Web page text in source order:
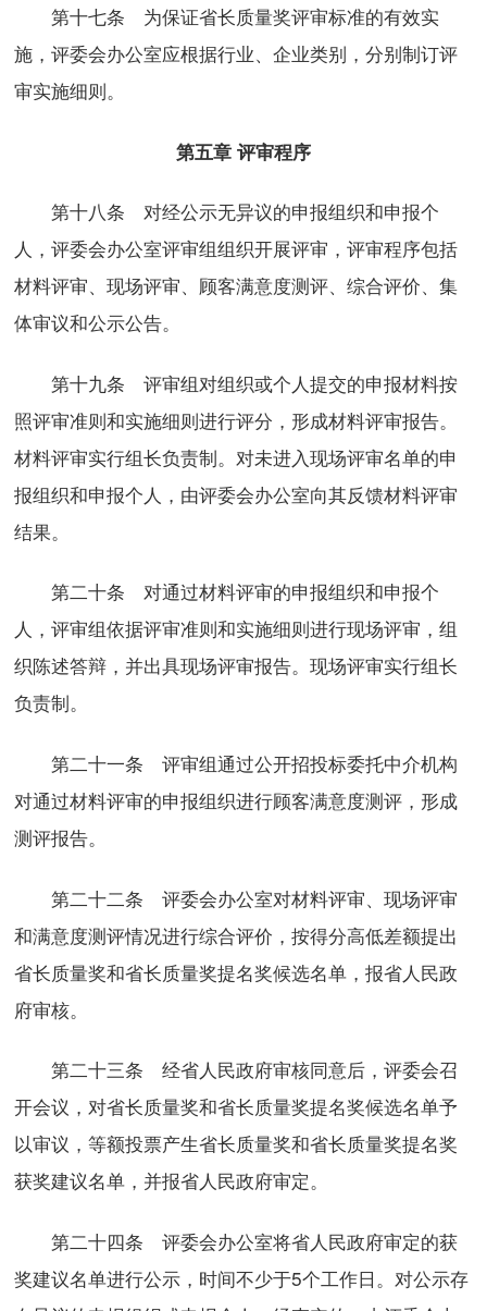
第十七条 为保证省长质量奖评审标准的有效实
施，评委会办公室应根据行业、企业类别，分别制订评
审实施细则。
第五章 评审程序
第十八条 对经公示无异议的申报组织和申报个
人，评委会办公室评审组组织开展评审，评审程序包括
材料评审、现场评审、顾客满意度测评、综合评价、集
体审议和公示公告。
第十九条 评审组对组织或个人提交的申报材料按
照评审准则和实施细则进行评分，形成材料评审报告。
材料评审实行组长负责制。对未进入现场评审名单的申
报组织和申报个人，由评委会办公室向其反馈材料评审
结果。
第二十条 对通过材料评审的申报组织和申报个
人，评审组依据评审准则和实施细则进行现场评审，组
织陈述答辩，并出具现场评审报告。现场评审实行组长
负责制。
第二十一条 评审组通过公开招投标委托中介机构
对通过材料评审的申报组织进行顾客满意度测评，形成
测评报告。
第二十二条 评委会办公室对材料评审、现场评审
和满意度测评情况进行综合评价，按得分高低差额提出
省长质量奖和省长质量奖提名奖候选名单，报省人民政
府审核。
第二十三条 经省人民政府审核同意后，评委会召
开会议，对省长质量奖和省长质量奖提名奖候选名单予
以审议，等额投票产生省长质量奖和省长质量奖提名奖
获奖建议名单，并报省人民政府审定。
第二十四条 评委会办公室将省人民政府审定的获
奖建议名单进行公示，时间不少于5个工作日。对公示存